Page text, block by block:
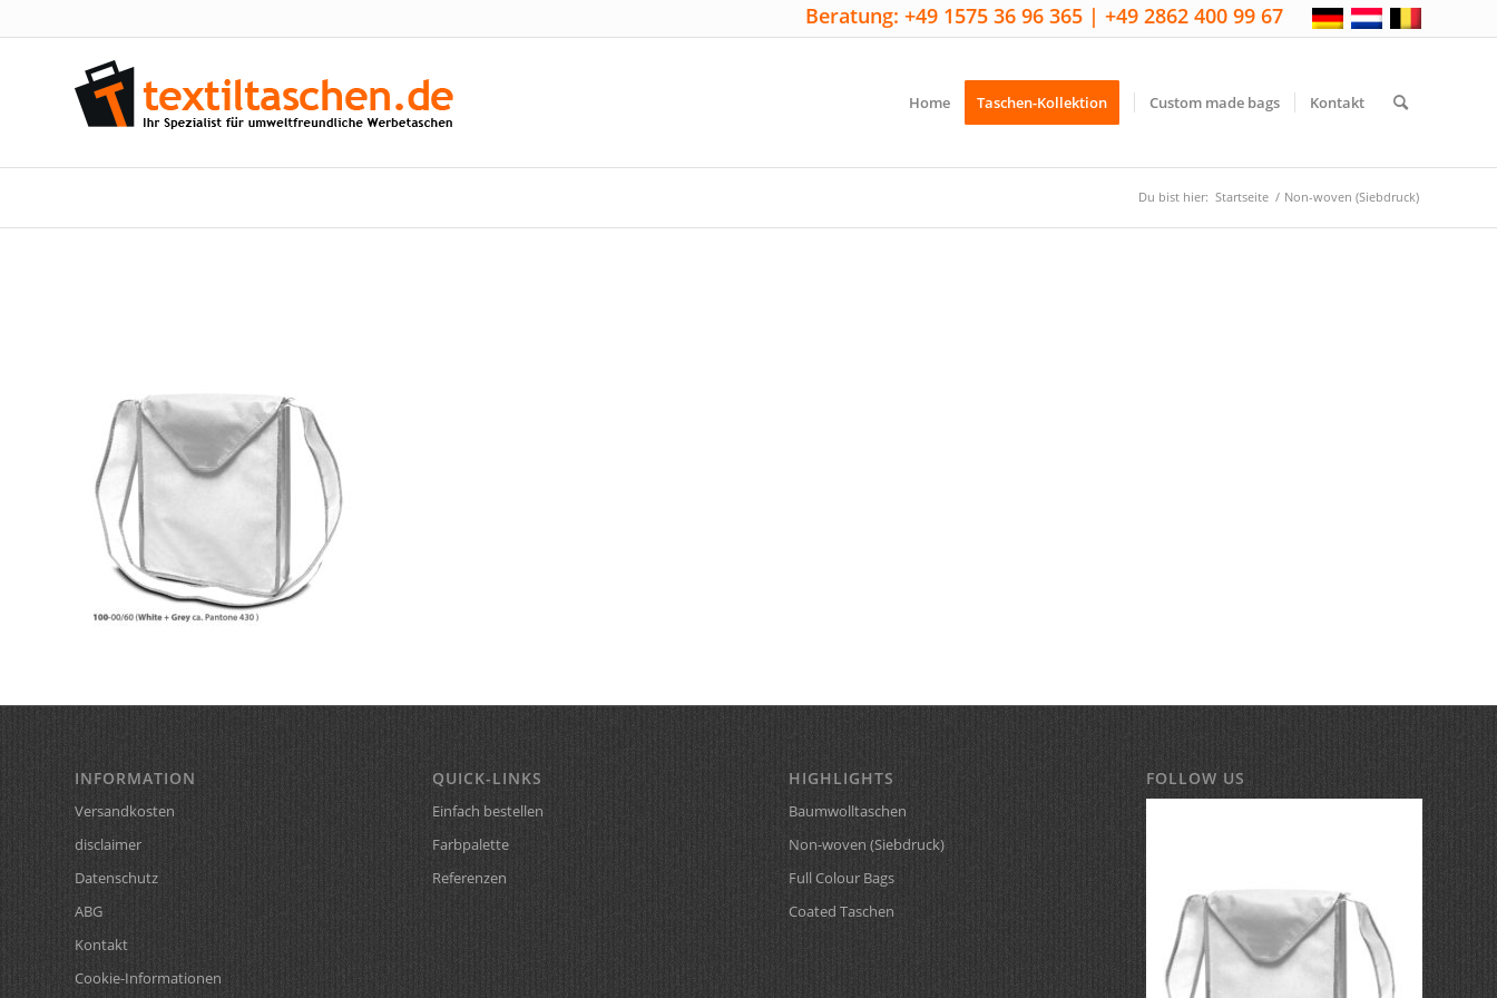
Beratung: +49 1575 36 96 365 | +49 2862 400 99 67
Home Taschen-Kollektion Custom made bags Kontakt
Du bist hier: Startseite / Non-woven (Siebdruck)
INFORMATION
Versandkosten
disclaimer
Datenschutz
ABG
Kontakt
Cookie-Informationen
QUICK-LINKS
Einfach bestellen
Farbpalette
Referenzen
HIGHLIGHTS
Baumwolltaschen
Non-woven (Siebdruck)
Full Colour Bags
Coated Taschen
FOLLOW US